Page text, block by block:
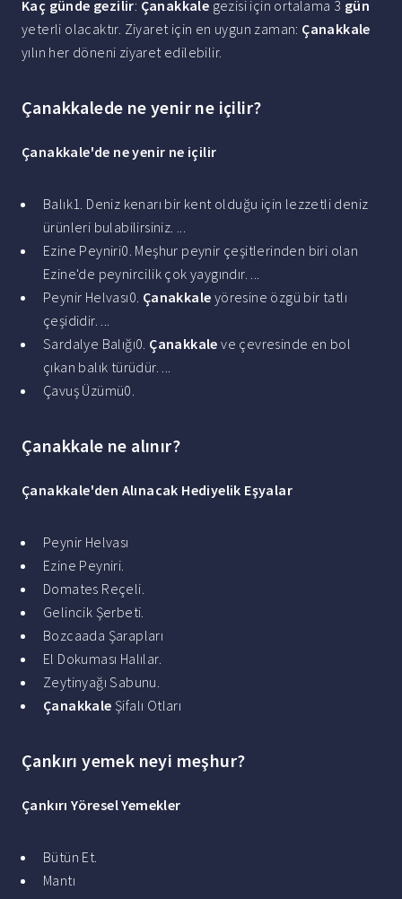
Kaç günde gezilir: Çanakkale gezisi için ortalama 3 gün
yeterli olacaktır. Ziyaret için en uygun zaman: Çanakkale
yılın her döneni ziyaret edilebilir.
Çanakkalede ne yenir ne içilir?
Çanakkale'de ne yenir ne içilir
Balık1. Deniz kenarı bir kent olduğu için lezzetli deniz
ürünleri bulabilirsiniz. ...
Ezine Peyniri0. Meşhur peynir çeşitlerinden biri olan
Ezine'de peynircilik çok yaygındır. ...
Peynir Helvası0. Çanakkale yöresine özgü bir tatlı
çeşididir. ...
Sardalye Balığı0. Çanakkale ve çevresinde en bol
çıkan balık türüdür. ...
Çavuş Üzümü0.
Çanakkale ne alınır?
Çanakkale'den Alınacak Hediyelik Eşyalar
Peynir Helvası
Ezine Peyniri.
Domates Reçeli.
Gelincik Şerbeti.
Bozcaada Şarapları
El Dokuması Halılar.
Zeytinyağı Sabunu.
Çanakkale Şifalı Otları
Çankırı yemek neyi meşhur?
Çankırı YöreselYemekler
Bütün Et.
Mantı